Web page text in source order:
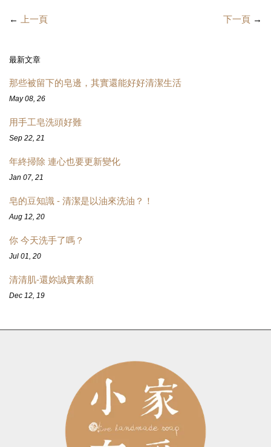
← 上一頁 下一頁 →
最新文章
那些被留下的皂邊，其實還能好好清潔生活
May 08, 26
用手工皂洗頭好難
Sep 22, 21
年終掃除 連心也要更新變化
Jan 07, 21
皂的豆知識 - 清潔是以油來洗油？！
Aug 12, 20
你 今天洗手了嗎？
Jul 01, 20
清清肌-還妳誠實素顏
Dec 12, 19